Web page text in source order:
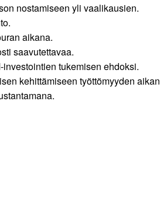
nostamiseen yli vaalikausien.
aikana.
saavutettavaa.
tukemisen ehdoksi.
kehittämiseen työttömyyden